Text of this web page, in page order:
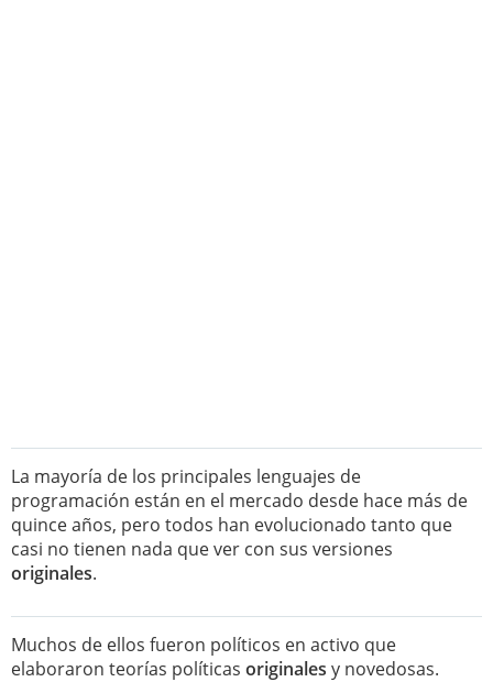
La mayoría de los principales lenguajes de
programación están en el mercado desde hace más de
quince años, pero todos han evolucionado tanto que
casi no tienen nada que ver con sus versiones
originales.
Muchos de ellos fueron políticos en activo que
elaboraron teorías políticas originales y novedosas.